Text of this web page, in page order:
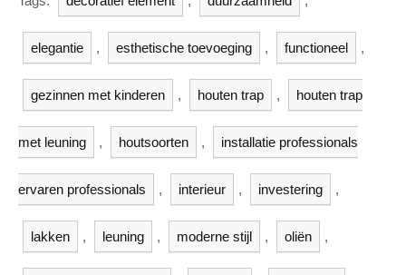
elegantie , esthetische toevoeging , functioneel ,
gezinnen met kinderen , houten trap , houten trap
met leuning , houtsoorten , installatie professionals
ervaren professionals , interieur , investering ,
lakken , leuning , moderne stijl , oliën ,